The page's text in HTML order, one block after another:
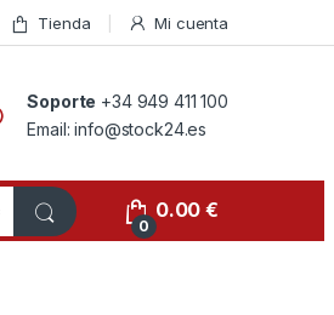
Tienda Mi cuenta
Soporte +34 949 411 100
Email: info@stock24.es
0
0.00€